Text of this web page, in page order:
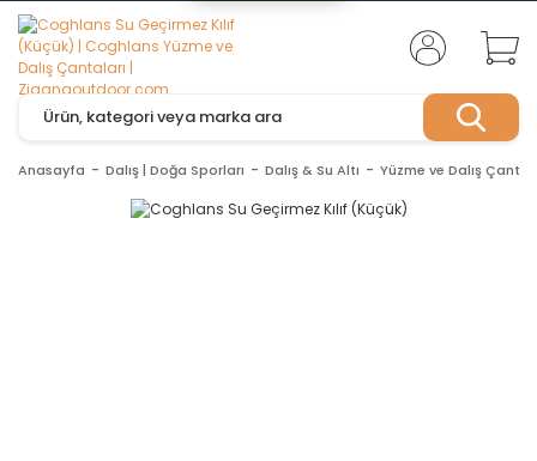
Anasayfa Dalış | Doğa Sporları Dalış & Su Altı Yüzme ve Dalış